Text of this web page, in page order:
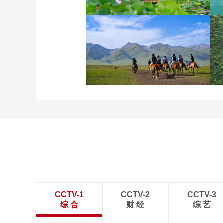
诗意中国：画船撑入花深
处
CCTV-1
综 合
CCTV-2
财 经
CCTV-3
综 艺